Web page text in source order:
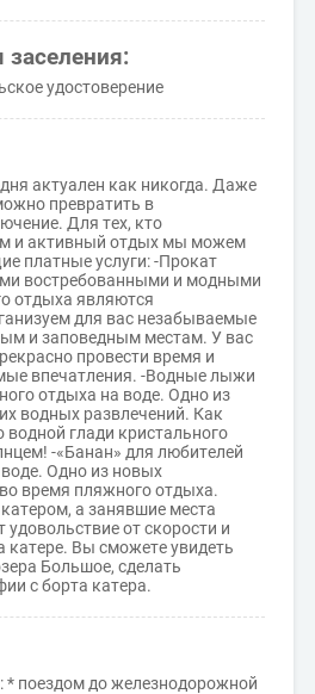
удостоверение
актуален как никогда. Даже
превратить в
Для тех, кто
и активный отдых мы можем
платные услуги: -Прокат
востребованными и модными
отдыха являются
для вас незабываемые
и заповедным местам. У вас
провести время и
впечатления. -Водные лыжи
отдыха на воде. Одно из
водных развлечений. Как
водной глади кристального
-«Банан» для любителей
Одно из новых
время пляжного отдыха.
а занявшие места
от скорости и
катере. Вы сможете увидеть
Большое, сделать
с борта катера.
* поездом до железнодорожной